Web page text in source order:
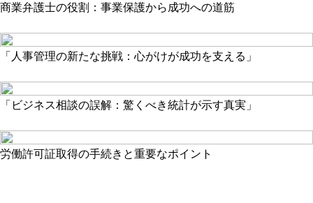
商業弁護士の役割：事業保護から成功への道筋
「人事管理の新たな挑戦：心がけが成功を支える」
「ビジネス相談の誤解：驚くべき統計が示す真実」
労働許可証取得の手続きと重要なポイント